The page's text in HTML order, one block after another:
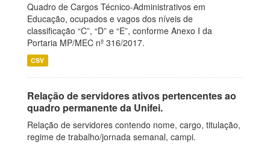
Quadro de Cargos Técnico-Administrativos em
Educação, ocupados e vagos dos níveis de
classificação “C”, “D” e “E”, conforme Anexo I da
Portaria MP/MEC nº 316/2017.
CSV
Relação de servidores ativos pertencentes ao
quadro permanente da Unifei.
Relação de servidores contendo nome, cargo, titulação,
regime de trabalho/jornada semanal, campi.